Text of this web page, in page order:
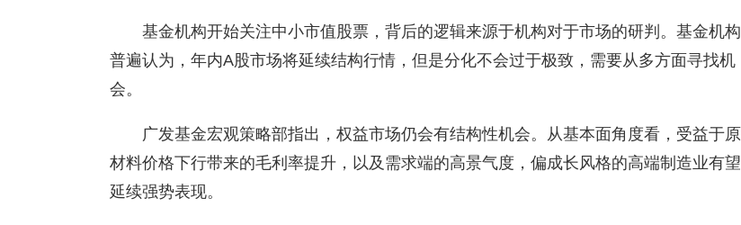
基金机构开始关注中小市值股票，背后的逻辑来源于机构对于市场的研判。基金机构
普遍认为，年内A股市场将延续结构行情，但是分化不会过于极致，需要从多方面寻找机
会。
广发基金宏观策略部指出，权益市场仍会有结构性机会。从基本面角度看，受益于原
材料价格下行带来的毛利率提升，以及需求端的高景气度，偏成长风格的高端制造业有望
延续强势表现。